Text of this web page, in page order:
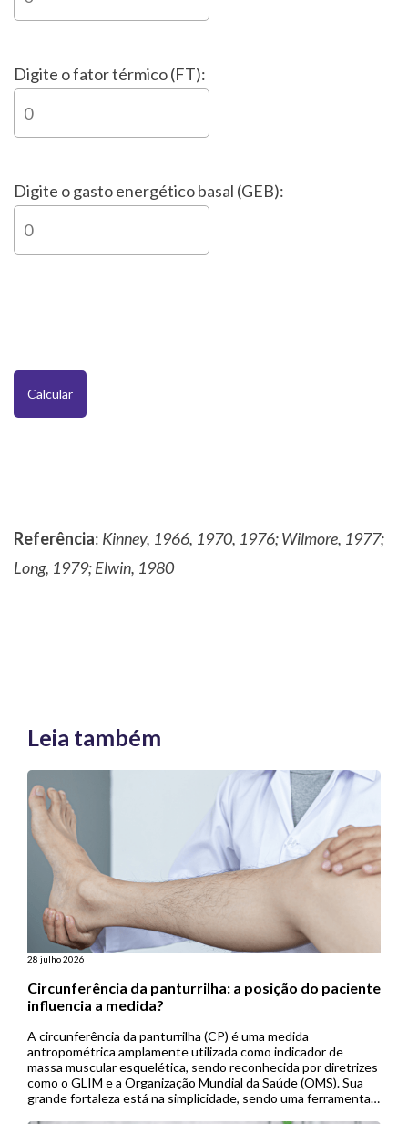
Digite o fator térmico (FT):
Digite o gasto energético basal (GEB):
Calcular
Referência: Kinney, 1966, 1970, 1976; Wilmore, 1977;
Long, 1979; Elwin, 1980
Leia também
28 julho 2026
Circunferência da panturrilha: a posição do paciente
influencia a medida?
A circunferência da panturrilha (CP) é uma medida
antropométrica amplamente utilizada como indicador de
massa muscular esquelética, sendo reconhecida por diretrizes
como o GLIM e a Organização Mundial da Saúde (OMS). Sua
grande fortaleza está na simplicidade, sendo uma ferramenta